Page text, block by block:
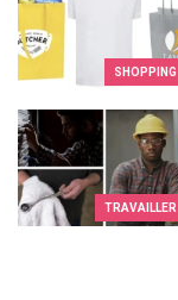
SHOPPING
TRAVAILLER
Waarom goede